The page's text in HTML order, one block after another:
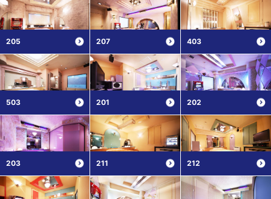
205 207 403
503 201 202
203 211 212